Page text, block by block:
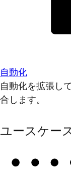
自動化
自動化を拡張し
合します。
ユースケー